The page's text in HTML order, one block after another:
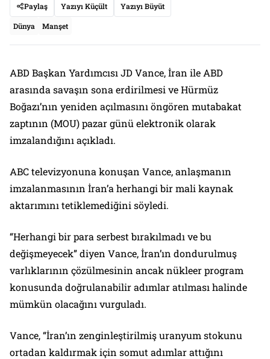
Paylaş
Yazıyı Küçült Yazıyı Büyüt
Dünya Manşet
ABD Başkan Yardımcısı JD Vance, İran ile ABD
arasında savaşın sona erdirilmesi ve Hürmüz
Boğazı’nın yeniden açılmasını öngören mutabakat
zaptının (MOU) pazar günü elektronik olarak
imzalandığını açıkladı.
ABC televizyonuna konuşan Vance, anlaşmanın
imzalanmasının İran’a herhangi bir mali kaynak
aktarımını tetiklemediğini söyledi.
“Herhangi bir para serbest bırakılmadı ve bu
değişmeyecek” diyen Vance, İran’ın dondurulmuş
varlıklarının çözülmesinin ancak nükleer program
konusunda doğrulanabilir adımlar atılması halinde
mümkün olacağını vurguladı.
Vance, “İran’ın zenginleştirilmiş uranyum stokunu
ortadan kaldırmak için somut adımlar attığını